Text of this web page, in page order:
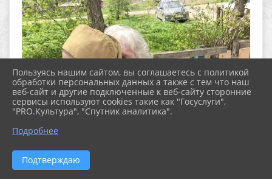
Пользуясь нашим сайтом, вы соглашаетесь с политикой
обработки персональных данных а также с тем что наш
веб-сайт и другие подключенные к веб-сайту сторонние
сервисы используют cookies такие как "Госуслуги",
"PRO.Культура", "Спутник аналитика".
Подробнее
Подтверждаю